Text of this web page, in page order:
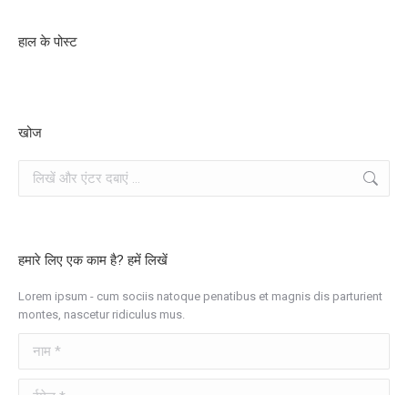
हाल के पोस्ट
खोज
खोज
हमारे लिए एक काम है? हमें लिखें
Lorem ipsum - cum sociis natoque penatibus et magnis dis parturient
montes, nascetur ridiculus mus.
ईमेल *